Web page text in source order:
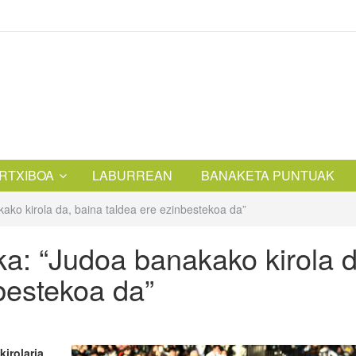
LABURREAN BANAKETA PUNTUAK
kirola da, baina taldea ere ezinbestekoa da”
“Judoa banakako kirola
da”